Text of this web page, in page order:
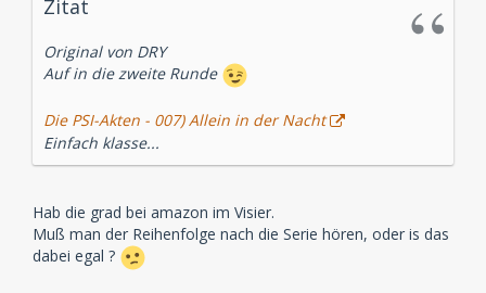
Zitat
Original von DRY
Auf in die zweite Runde
Die PSI-Akten - 007) Allein in der Nacht
Einfach klasse...
Hab die grad bei amazon im Visier.
Muß man der Reihenfolge nach die Serie hören, oder is das
dabei egal ?